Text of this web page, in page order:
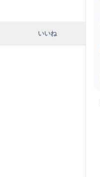
いいね